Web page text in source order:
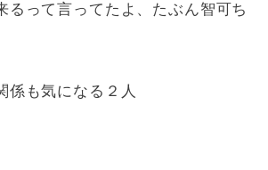
るって言ってたよ、たぶん智可ち
係も気になる２人